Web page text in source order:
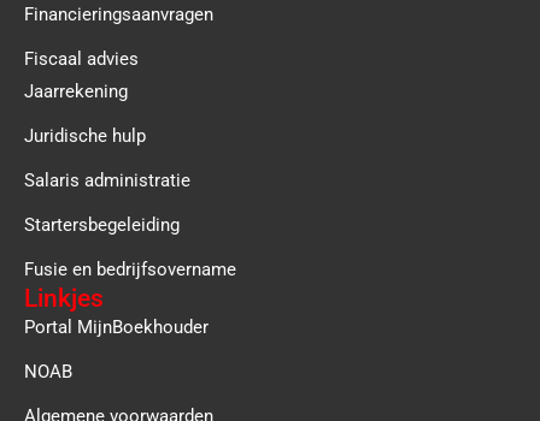
Financieringsaanvragen
Fiscaal advies
Jaarrekening
Juridische hulp
Salaris administratie
Startersbegeleiding
Fusie en bedrijfsovername
Linkjes
Portal MijnBoekhouder
NOAB
Algemene voorwaarden